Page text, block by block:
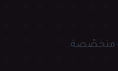
متخصّصة.